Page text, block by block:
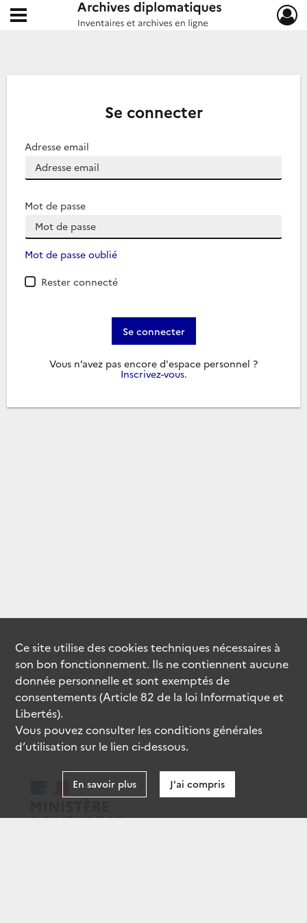
Archives diplomatiques
Ouvrir le menu déroulant
Se connecter
Adresse email
Mot de passe
Mot de passe oublié
Rester connecté
Se connecter
Vous n’avez pas encore d'espace personnel ?
Inscrivez-vous.
Ce site utilise descookiestechniques nécessaires à
son bon fonctionnement. Ils ne contiennent aucune
donnée personnelle et sont exemptés de
consentements (Article 82 de la loi Informatique et
Libertés).
Vous pouvez consulter les conditions générales
d’utilisation sur le lien ci-dessous.
En savoir plus J'ai compris